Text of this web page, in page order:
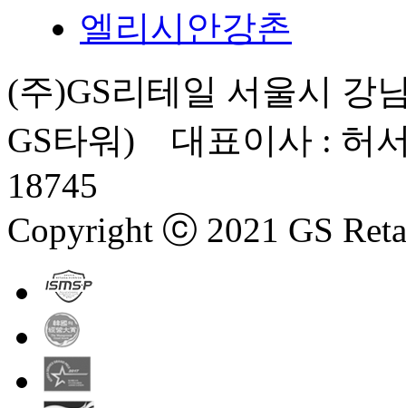
엘리시안강촌
(주)GS리테일 서울시 강
GS타워) 대표이사 : 허
18745
Copyright ⓒ 2021 GS